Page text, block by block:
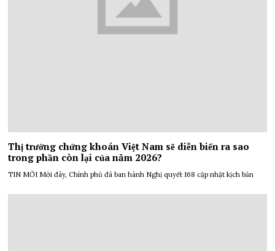
Thị trường chứng khoán Việt Nam sẽ diễn biến ra sao
trong phần còn lại của năm 2026?
TIN MỚI Mới đây, Chính phủ đã ban hành Nghị quyết 168 cập nhật kịch bản